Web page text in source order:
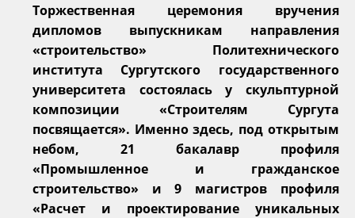
Торжественная церемония вручения
дипломов выпускникам направления
«строительство» Политехнического
института Сургутского государственного
университета состоялась у скульптурной
композиции «Строителям Сургута
посвящается». Именно здесь, под открытым
небом, 21 бакалавр профиля
«Промышленное и гражданское
строительство» и 9 магистров профиля
«Расчет и проектирование уникальных